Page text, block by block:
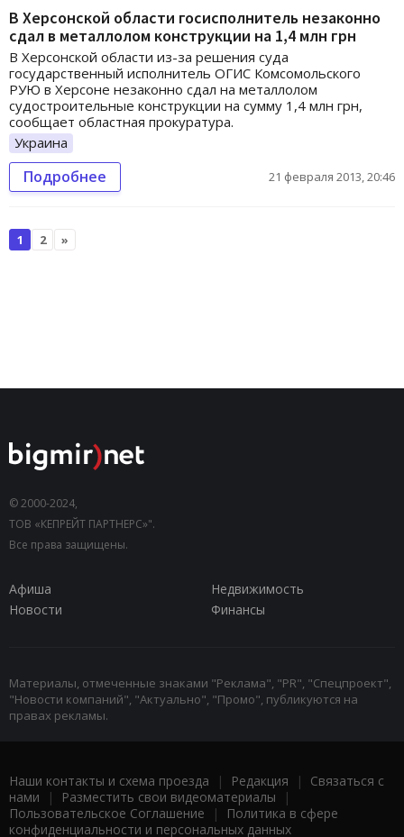
В Херсонской области госисполнитель незаконно
сдал в металлолом конструкции на 1,4 млн грн
В Херсонской области из-за решения суда
государственный исполнитель ОГИС Комсомольского
РУЮ в Херсоне незаконно сдал на металлолом
судостроительные конструкции на сумму 1,4 млн грн,
сообщает областная прокуратура.
Украина
Подробнее 21 февраля 2013, 20:46
1 2 »
© 2000-2024,
ТОВ «КЕПРЕЙТ ПАРТНЕРС»".
Все права защищены.
Афиша
Недвижимость
Новости
Финансы
Материалы, отмеченные знаками "Реклама", "PR", "Спецпроект",
"Новости компаний", "Актуально", "Промо", публикуются на
правах рекламы.
Наши контакты и схема проезда | Редакция | Связаться с
нами | Разместить свои видеоматериалы |
Пользовательское Соглашение |
Политика в сфере
конфиденциальности и персональных данных